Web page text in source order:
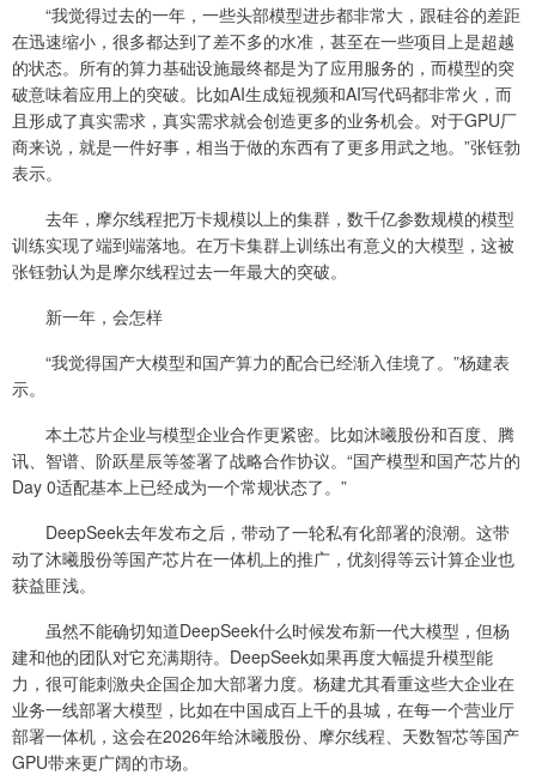
“我觉得过去的一年，一些头部模型进步都非常大，跟硅谷的差距
在迅速缩小，很多都达到了差不多的水准，甚至在一些项目上是超越
的状态。所有的算力基础设施最终都是为了应用服务的，而模型的突
破意味着应用上的突破。比如AI生成短视频和AI写代码都非常火，而
且形成了真实需求，真实需求就会创造更多的业务机会。对于GPU厂
商来说，就是一件好事，相当于做的东西有了更多用武之地。”张钰勃
表示。
去年，摩尔线程把万卡规模以上的集群，数千亿参数规模的模型
训练实现了端到端落地。在万卡集群上训练出有意义的大模型，这被
张钰勃认为是摩尔线程过去一年最大的突破。
新一年，会怎样
“我觉得国产大模型和国产算力的配合已经渐入佳境了。”杨建表
示。
本土芯片企业与模型企业合作更紧密。比如沐曦股份和百度、腾
讯、智谱、阶跃星辰等签署了战略合作协议。“国产模型和国产芯片的
Day 0适配基本上已经成为一个常规状态了。”
DeepSeek去年发布之后，带动了一轮私有化部署的浪潮。这带
动了沐曦股份等国产芯片在一体机上的推广，优刻得等云计算企业也
获益匪浅。
虽然不能确切知道DeepSeek什么时候发布新一代大模型，但杨
建和他的团队对它充满期待。DeepSeek如果再度大幅提升模型能
力，很可能刺激央企国企加大部署力度。杨建尤其看重这些大企业在
业务一线部署大模型，比如在中国成百上千的县城，在每一个营业厅
部署一体机，这会在2026年给沐曦股份、摩尔线程、天数智芯等国产
GPU带来更广阔的市场。